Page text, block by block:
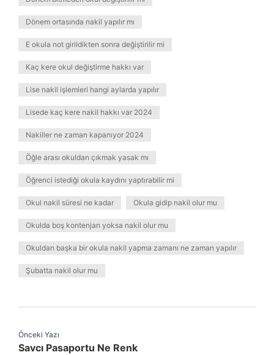
Dönem ortasında nakil yapılır mı
E okula not girildikten sonra değiştirilir mi
Kaç kere okul değiştirme hakkı var
Lise nakil işlemleri hangi aylarda yapılır
Lisede kaç kere nakil hakkı var 2024
Nakiller ne zaman kapanıyor 2024
Öğle arası okuldan çıkmak yasak mı
Öğrenci istediği okula kaydını yaptırabilir mi
Okul nakil süresi ne kadar Okula gidip nakil olur mu
Okulda boş kontenjan yoksa nakil olur mu
Okuldan başka bir okula nakil yapma zamanı ne zaman yapılır
Şubatta nakil olur mu
Önceki Yazı
Savcı Pasaportu Ne Renk